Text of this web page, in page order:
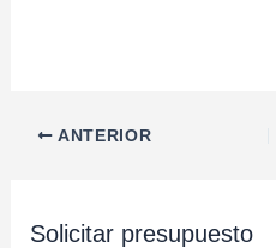
Navegación
ANTERIOR
Solicitar presupuesto